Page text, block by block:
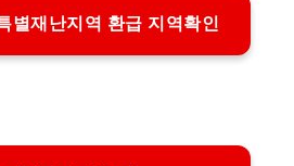
별재난지역 환급 지역확인